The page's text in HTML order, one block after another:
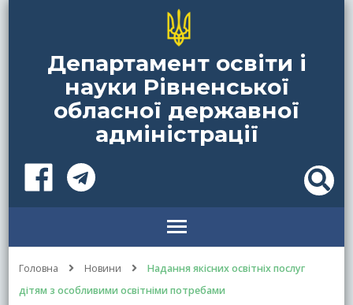
Департамент освіти і
науки Рівненської
обласної державної
адміністрації
Головна Новини
Надання якісних освітніх послуг
дітям з особливими освітніми потребами